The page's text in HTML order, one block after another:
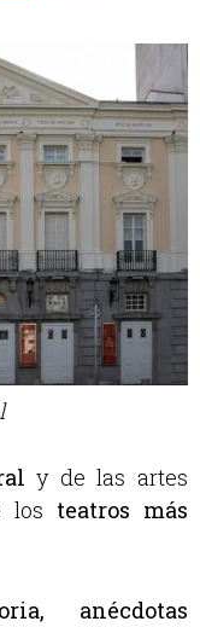
y de las artes
los teatros más
anécdotas